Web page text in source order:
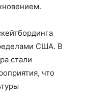
США. В
стали
что